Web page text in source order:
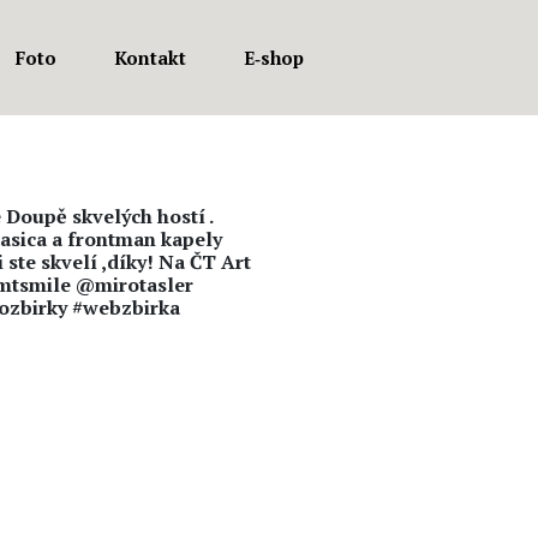
Foto Kontakt E‑shop
skvelých hostí .
a frontman kapely
skvelí ,díky! Na ČT Art
@mirotasler
#webzbirka